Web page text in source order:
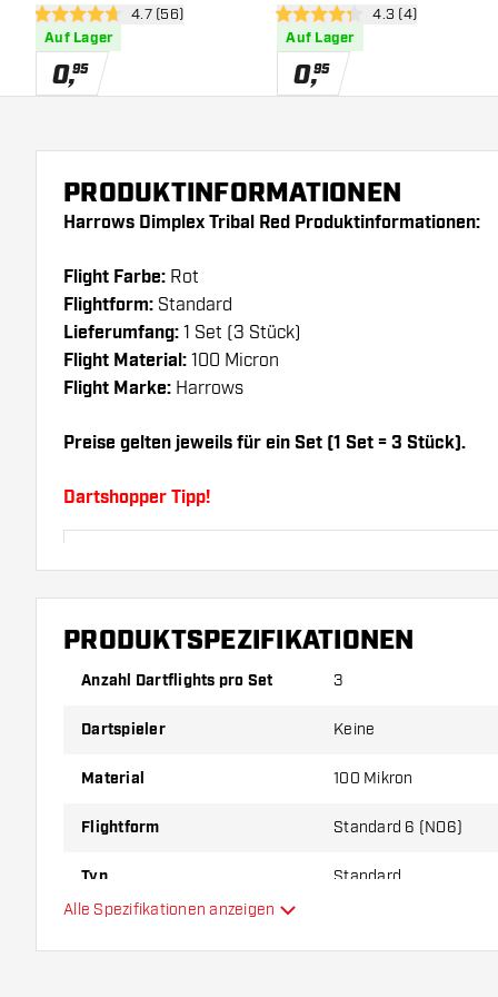
Bewertungsbereich öffnen
4.7 Bewertungssterne
4.7 (56)
Auf Lager
0,95
4.3 Bewertungssterne
4.3 (4)
Auf Lager
0,95
PRODUKTINFORMATIONEN
Harrows Dimplex Tribal Red Produktinformationen:
Flight Farbe: Rot
Flightform: Standard
Lieferumfang: 1 Set (3 Stück)
Flight Material: 100 Micron
Flight Marke: Harrows
Preise gelten jeweils für ein Set (1 Set = 3 Stück).
Dartshopper Tipp!
Probieren Sie eine andere Form, ein anderes
Dicke der Flights aus, um herauszufinden, welche
PRODUKTSPEZIFIKATIONEN
Anzahl Dartflights pro Set 3
Dartspieler Keine
Material 100 Mikron
Flightform Standard 6 (NO6)
Typ Standard
Alle Spezifikationen anzeigen